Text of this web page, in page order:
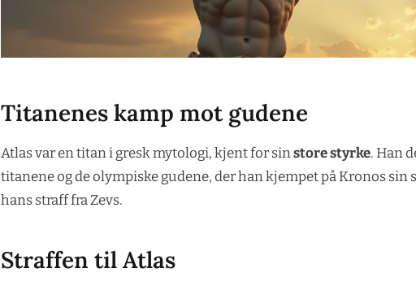
Titanenes kamp mot gudene
Atlas var en titan i gresk mytologi, kjent for sin store styrke. Han
titanene og de olympiske gudene, der han kjempet på Kronos sin
hans straff fra Zevs.
Straffen til Atlas